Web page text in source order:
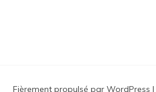
Fièrement propulsé par WordPress |